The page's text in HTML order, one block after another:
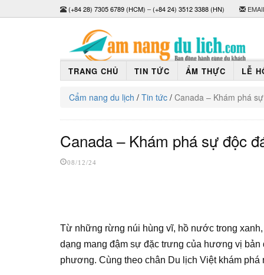
(+84 28) 7305 6789 (HCM) –(+84 24) 3512 3388 (HN)
TRANG CHỦ TIN TỨC ẨM THỰC LỄ
Cẩm nang du lịch / Tin tức / Canada – Khám phá
Canada – Khám phá sự độc
08/12/24
Từ những rừng núi hùng vĩ, hồ nước trong
dạng mang đậm sự đặc trưng của hương vị
phương. Cùng theo chân Du lịch Việt khám